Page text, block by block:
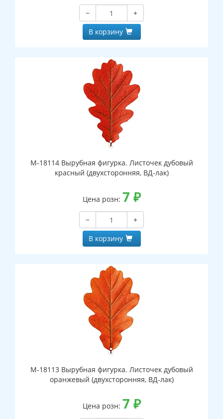
−
+
В корзину
М-18114 Вырубная фигурка. Листочек дубовый
красный (двухсторонняя, ВД-лак)
Цена розн: 7 ₽
−
+
В корзину
М-18113 Вырубная фигурка. Листочек дубовый
оранжевый (двухсторонняя, ВД-лак)
Цена розн: 7 ₽